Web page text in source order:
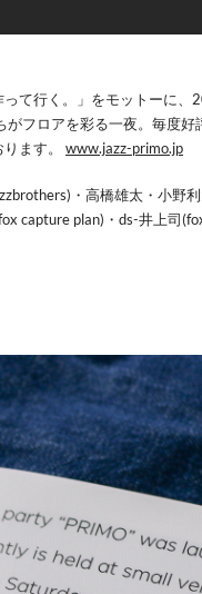
って行く。」をモットーに、
がフロアを彩る一夜。毎度好
ます。 www.jazz-primo.jp
・高橋雄太・小野
capture plan)・ds-井上司